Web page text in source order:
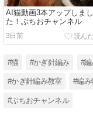
AI猫動画3本アップしまし
た！ぶちおチャンネル
3日前
#猫 #かぎ針編み #
#かぎ針編み教室 #編み
#ぶちおチャンネル